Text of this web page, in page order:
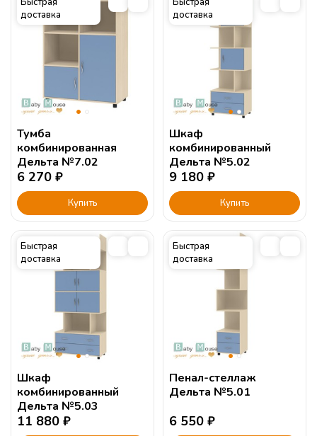
доставка
Тумба
комбинированная
Дельта №7.02
6 270 ₽
Купить
доставка
Шкаф
комбинированный
Дельта №5.02
9 180 ₽
Купить
Быстрая
доставка
Шкаф
комбинированный
Дельта №5.03
11 880 ₽
Быстрая
доставка
Пенал-стеллаж
Дельта №5.01
6 550 ₽